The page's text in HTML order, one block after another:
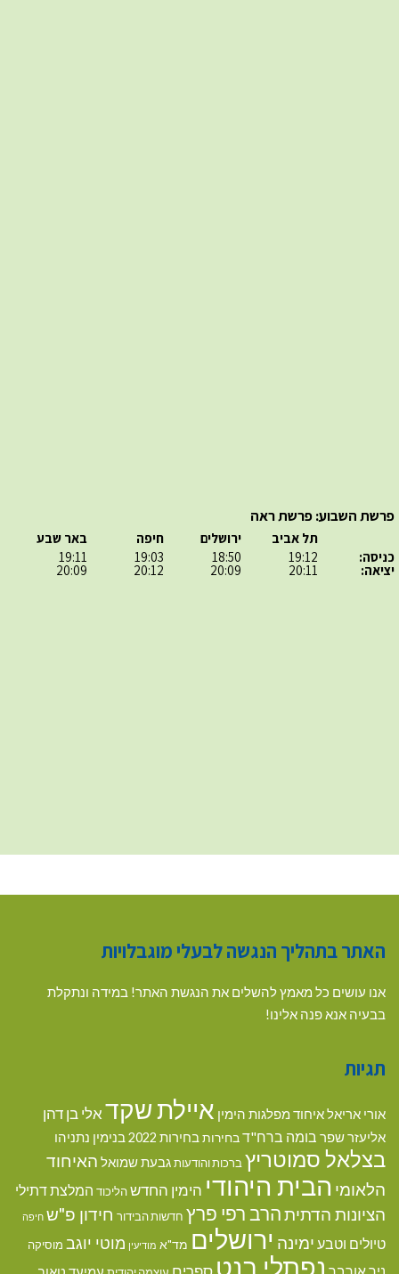
פרשת השבוע: פרשת ראה
כניסה:
יציאה:
תל אביב
19:12
20:11
ירושלים
18:50
20:09
חיפה
19:03
20:12
באר שבע
19:11
20:09
האתר בתהליך הנגשה לבעלי מוגבלויות
אנו עושים כל מאמץ להשלים את הנגשת האתר! במידה ונתקלת
בבעיה אנא פנה אלינו!
תגיות
אורי אריאלאיחוד מפלגות הימין איילת שקדאלי בן דהן
אליעזר שפר בומה ברח"דבחירות בחירות 2022 בנימין נתניהו
בצלאל סמוטריץ ברכות והודעותגבעת שמואל האיחוד
הלאומי הבית היהודי הימין החדשהליכוד המלצת דתילי
הציונות הדתיתהרב רפי פרץ חדשות הבידור חידון פ"ש חיפה
טיולים וטבע ימינה ירושלים מד"א מודיעין מוטי יוגב מוסיקה
נפתלי בנט